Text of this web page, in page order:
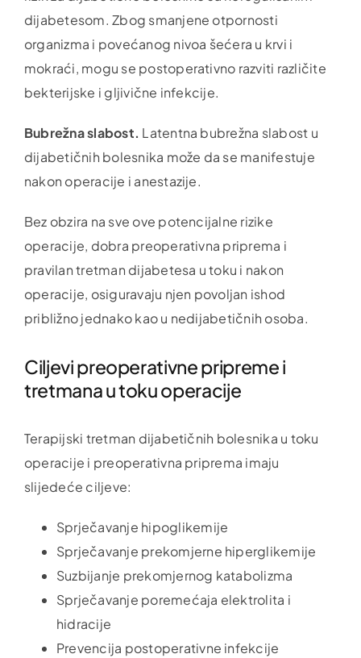
dijabetesom. Zbog smanjene otpornosti
organizma i povećanog nivoa šećera u krvi i
mokraći, mogu se postoperativno razviti različite
bekterijske i gljivične infekcije.
Bubrežna slabost. Latentna bubrežna slabost u
dijabetičnih bolesnika može da se manifestuje
nakon operacije i anestazije.
Bez obzira na sve ove potencijalne rizike
operacije, dobra preoperativna priprema i
pravilan tretman dijabetesa u toku i nakon
operacije, osiguravaju njen povoljan ishod
približno jednako kao u nedijabetičnih osoba.
Ciljevi preoperativne pripreme i
tretmana u toku operacije
Terapijski tretman dijabetičnih bolesnika u toku
operacije i preoperativna priprema imaju
slijedeće ciljeve:
Sprječavanje hipoglikemije
Sprječavanje prekomjerne hiperglikemije
Suzbijanje prekomjernog katabolizma
Sprječavanje poremećaja elektrolita i
hidracije
Prevencija postoperativne infekcije